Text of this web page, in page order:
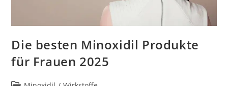
Die besten Minoxidil Produkte
für Frauen 2025